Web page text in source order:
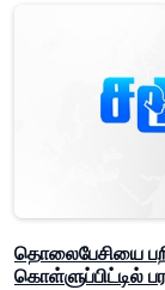
தொலைபேசியை
கொள்ளுப்பிட்டில்